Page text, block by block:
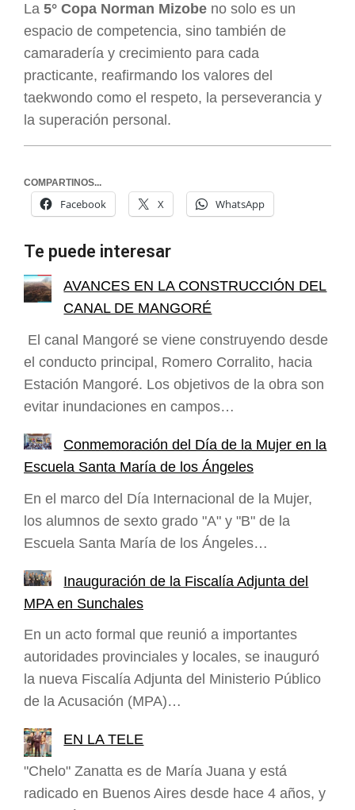
La 5° Copa Norman Mizobe no solo es un
espacio de competencia, sino también de
camaradería y crecimiento para cada
practicante, reafirmando los valores del
taekwondo como el respeto, la perseverancia y
la superación personal.
COMPARTINOS...
Facebook X WhatsApp
Te puede interesar
AVANCES EN LA CONSTRUCCIÓN DEL
CANAL DE MANGORÉ
El canal Mangoré se viene construyendo desde
el conducto principal, Romero Corralito, hacia
Estación Mangoré. Los objetivos de la obra son
evitar inundaciones en campos…
Conmemoración del Día de la Mujer en la
Escuela Santa María de los Ángeles
En el marco del Día Internacional de la Mujer,
los alumnos de sexto grado "A" y "B" de la
Escuela Santa María de los Ángeles…
Inauguración de la Fiscalía Adjunta del
MPA en Sunchales
En un acto formal que reunió a importantes
autoridades provinciales y locales, se inauguró
la nueva Fiscalía Adjunta del Ministerio Público
de la Acusación (MPA)…
EN LA TELE
"Chelo" Zanatta es de María Juana y está
radicado en Buenos Aires desde hace 4 años, y